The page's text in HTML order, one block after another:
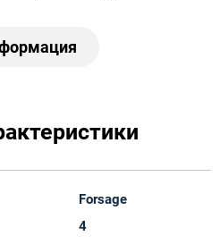
Forsage
4